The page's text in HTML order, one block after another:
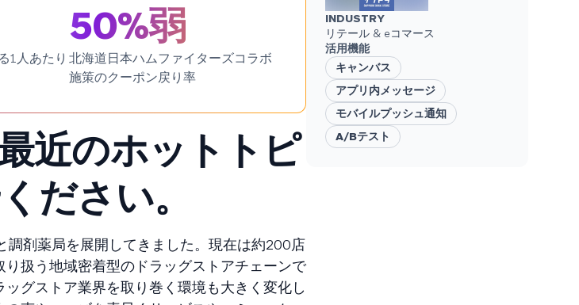
1人あたり
50%弱
北海道日本ハムファイターズコラボ
施策のクーポン戻り率
近のホットトピ
ださい。
剤薬局を展開してきました。現在は約200店
扱う地域密着型のドラッグストアチェーンで
グストア業界を取り巻く環境も大きく変化し
INDUSTRY
リテール & eコマース
活用機能
キャンバス
アプリ内メッセージ
モバイルプッシュ通知
A/Bテスト